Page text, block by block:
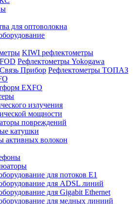
для оптоволокна
KIWI рефлектометры
Рефлектометры Yokogawa
Прибор Рефлектометры ТОПАЗ
EXFO
излучения
мощности
повреждений
катушки
активных волокон
для потоков Е1
для ADSL линий
для Gigabit Ethernet
для медных линиий